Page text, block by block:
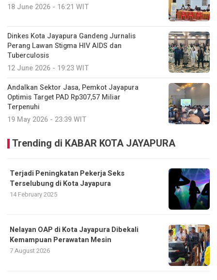
18 June 2026 - 16:21 WIT
Dinkes Kota Jayapura Gandeng Jurnalis
Perang Lawan Stigma HIV AIDS dan
Tuberculosis
12 June 2026 - 19:23 WIT
Andalkan Sektor Jasa, Pemkot Jayapura
Optimis Target PAD Rp307,57 Miliar
Terpenuhi
19 May 2026 - 23:39 WIT
Trending di KABAR KOTA JAYAPURA
Terjadi Peningkatan Pekerja Seks
Terselubung di Kota Jayapura
14 February 2025
Nelayan OAP di Kota Jayapura Dibekali
Kemampuan Perawatan Mesin
7 August 2026